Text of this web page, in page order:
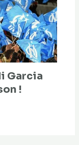
Garcia
!